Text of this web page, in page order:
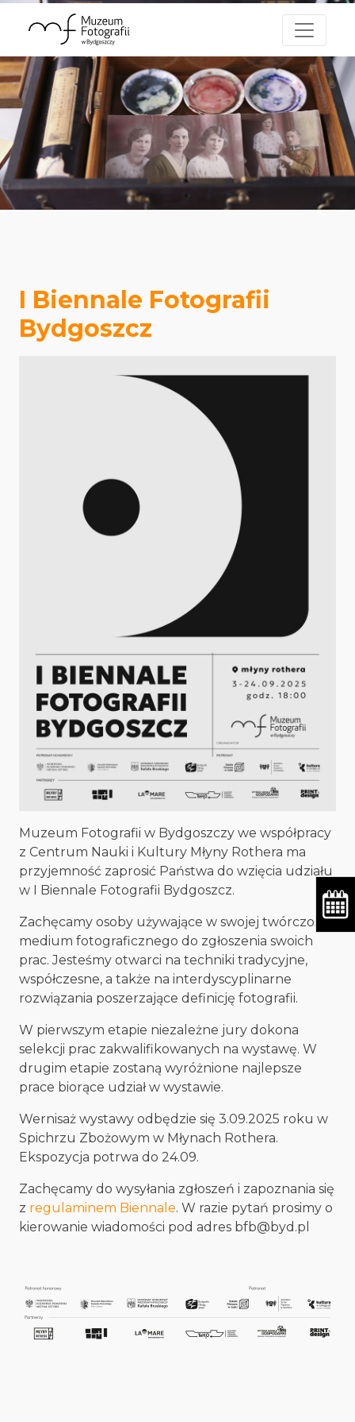
I Biennale Fotografii
Bydgoszcz
Muzeum Fotografii w Bydgoszczy we współpracy
z Centrum Nauki i Kultury Młyny Rothera ma
przyjemność zaprosić Państwa do wzięcia udziału
w I Biennale Fotografii Bydgoszcz.
Zachęcamy osoby używające w swojej twórczości
medium fotograficznego do zgłoszenia swoich
prac. Jesteśmy otwarci na techniki tradycyjne,
współczesne, a także na interdyscyplinarne
rozwiązania poszerzające definicję fotografii.
W pierwszym etapie niezależne jury dokona
selekcji prac zakwalifikowanych na wystawę. W
drugim etapie zostaną wyróżnione najlepsze
prace biorące udział w wystawie.
Wernisaż wystawy odbędzie się 3.09.2025 roku w
Spichrzu Zbożowym w Młynach Rothera.
Ekspozycja potrwa do 24.09.
Zachęcamy do wysyłania zgłoszeń i zapoznania się
z regulaminem Biennale. W razie pytań prosimy o
kierowanie wiadomości pod adres bfb@byd.pl